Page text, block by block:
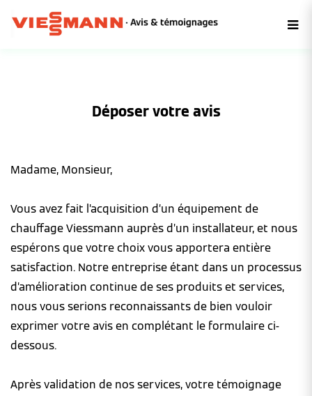
Déposer votre avis
Madame, Monsieur,
Vous avez fait l’acquisition d’un équipement de
chauffage Viessmann auprès d’un installateur, et nous
espérons que votre choix vous apportera entière
satisfaction. Notre entreprise étant dans un processus
d’amélioration continue de ses produits et services,
nous vous serions reconnaissants de bien vouloir
exprimer votre avis en complétant le formulaire ci-
dessous.
Après validation de nos services, votre témoignage